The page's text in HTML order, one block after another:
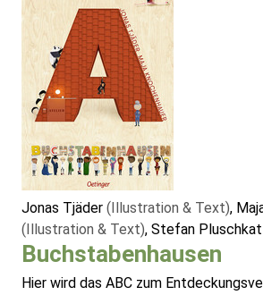
Jonas Tjäder (Illustration & Text),
(Illustration & Text), Stefan Pluschkat
Buchstabenhausen
Hier wird das ABC zum